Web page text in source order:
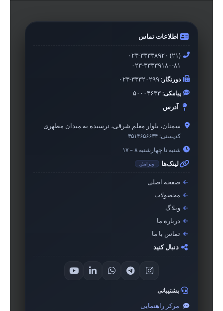
اطلاعات تماس
۰۲۳-۳۳۳۳۸۹۲۰ (۲۱)
۰۲۳-۳۳۳۳۹۱۸۰-۸۱
دورنگار:۰۲۳-۳۳۳۲۰۲۹۹
پیامکی:۵۰۰۰۴۶۳۳
آدرس
سمنان، بلوار معلم شرقی، نرسیده به میدان مطهری
کدپستی: ۳۵۱۴۶۵۶۶۳۴
شنبه تا چهارشنبه ۸ – ۱۷
لینک‌ها ویرایش
صفحه اصلی
محصولات
وبلاگ
درباره ما
تماس با ما
دنبال کنید
پشتیبانی
مرکز راهنمایی